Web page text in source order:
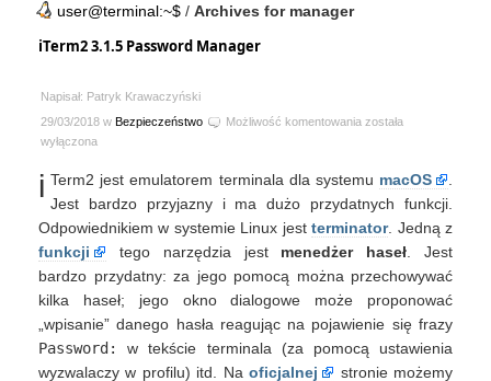
user@terminal:~$ / Archives for manager
iTerm2 3.1.5 Password Manager
Napisał: Patryk Krawaczyński
29/03/2018 w Bezpieczeństwo Możliwość komentowania iTerm2
Manager
została
wyłączona
i Term2 jest emulatorem terminala dla systemu macOS
Jest bardzo przyjazny i ma dużo przydatnych funkcji.
Odpowiednikiem w systemie Linux jestterminator. Jedną z
funkcji
tego narzędzia jest menedżer haseł . Jest
bardzo przydatny: za jego pomocą można przechowywać
kilka haseł; jego okno dialogowe może proponować
„wpisanie” danego hasła reagując na pojawienie się frazy
Password:
w tekście terminala (za pomocą ustawienia
wyzwalaczy w profilu) itd. Naoficjalnej
stronie możemy